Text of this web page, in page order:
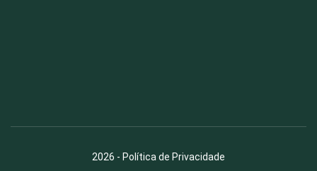
2026 - Política de Privacidade